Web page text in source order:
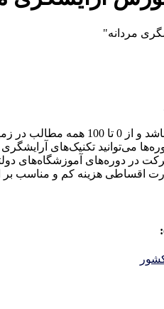
مردانه"
روش مناسب برای یادگیری
می‌توانید تکنیک‌های
دوره‌های آموزشگاه‌های دولتی
اقساطی هزینه کم و مناسب